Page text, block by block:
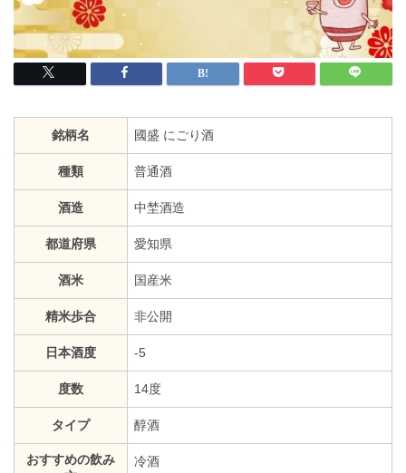
銘柄名 國盛 にごり酒
種類 普通酒
酒造 中埜酒造
都道府県 愛知県
酒米 国産米
精米歩合 非公開
日本酒度 -5
度数 14度
タイプ 醇酒
おすすめの飲み
冷酒